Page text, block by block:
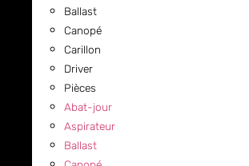
Ballast
Canopé
Carillon
Driver
Pièces
Abat-jour
Aspirateur
Ballast